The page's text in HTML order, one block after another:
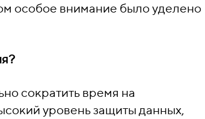
особое внимание было уделено
сократить время на
уровень защиты данных,